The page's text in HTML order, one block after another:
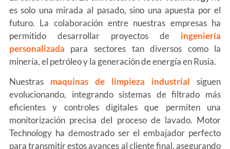
es solo una mirada al pasado, sino una apuesta por el
futuro. La colaboración entre nuestras empresas ha
permitido desarrollar proyectos de ingeniería
personalizada para sectores tan diversos como la
minería, el petróleo y la generación de energía en Rusia.
Nuestras maquinas de limpieza industrial siguen
evolucionando, integrando sistemas de filtrado más
eficientes y controles digitales que permiten una
monitorización precisa del proceso de lavado. Motor
Technology ha demostrado ser el embajador perfecto
para transmitir estos avances al cliente final, asegurando